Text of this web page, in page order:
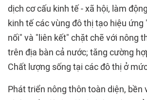
dịch cơ cấu kinh tế - xã hội, làm
kinh tế các vùng đô thị tạo hiệu ứng
nối" và "liên kết" chặt chẽ với nông
trên địa bàn cả nước; tăng cường
Chất lượng sống tại các đô thị ở
Phát triển nông thôn toàn diện, bền